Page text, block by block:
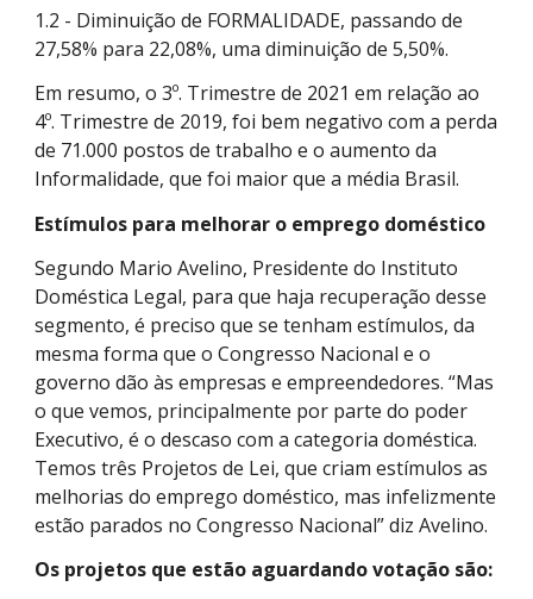
1.2 - Diminuição de FORMALIDADE, passando de
27,58% para 22,08%, uma diminuição de 5,50%.
Em resumo, o 3º. Trimestre de 2021 em relação ao
4º. Trimestre de 2019, foi bem negativo com a perda
de 71.000 postos de trabalho e o aumento da
Informalidade, que foi maior que a média Brasil.
Estímulos para melhorar o emprego doméstico
Segundo Mario Avelino, Presidente do Instituto
Doméstica Legal, para que haja recuperação desse
segmento, é preciso que se tenham estímulos, da
mesma forma que o Congresso Nacional e o
governo dão às empresas e empreendedores. “Mas
o que vemos, principalmente por parte do poder
Executivo, é o descaso com a categoria doméstica.
Temos três Projetos de Lei, que criam estímulos as
melhorias do emprego doméstico, mas infelizmente
estão parados no Congresso Nacional” diz Avelino.
Os projetos que estão aguardando votação são: